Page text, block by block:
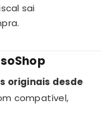
sai
originais desde
compatível,